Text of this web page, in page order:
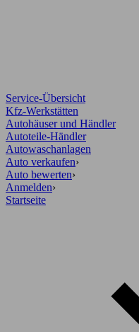
Service-Übersicht
Kfz-Werkstätten
Autohäuser und Händler
Autoteile-Händler
Autowaschanlagen
Auto verkaufen›
Auto bewerten›
Anmelden›
Startseite